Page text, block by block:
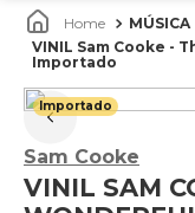
MÚSICA
VINIL Sam Cooke -
Importado
Importado
Sam Cooke
VINIL SAM